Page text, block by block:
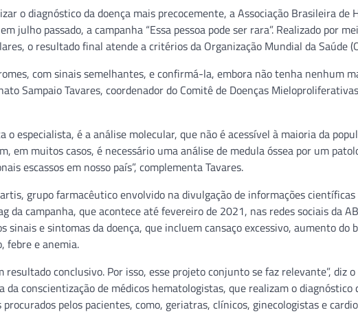
o diagnóstico da doença mais precocemente, a Associação Brasileira de
julho passado, a campanha “Essa pessoa pode ser rara”. Realizado por
o resultado final atende a critérios da Organização Mundial da Saúde
com sinais semelhantes, e confirmá-la, embora não tenha nenhum
Sampaio Tavares, coordenador do Comitê de Doenças
o especialista, é a análise molecular, que não é acessível à maioria da
em muitos casos, é necessário uma análise de medula óssea por um
escassos em nosso país”, complementa Tavares.
grupo farmacêutico envolvido na divulgação de informações científicas
da campanha, que acontece até fevereiro de 2021, nas redes sociais da
sinais e sintomas da doença, que incluem cansaço excessivo, aumento do
febre e anemia.
resultado conclusivo. Por isso, esse projeto conjunto se faz relevante”, diz
da conscientização de médicos hematologistas, que realizam o diagnóstico
pelos pacientes, como, geriatras, clínicos, ginecologistas e